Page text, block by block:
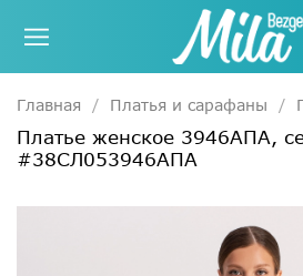
Главная Платья и сарафаны
Платье женское 3946АПА,
#38СЛ053946АПА